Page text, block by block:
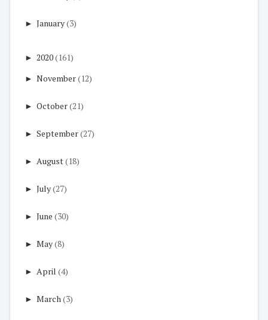
► January(3)
► 2020(161)
► November(12)
► October(21)
► September(27)
► August(18)
► July(27)
► June (30)
► May(8)
► April (4)
► March(3)